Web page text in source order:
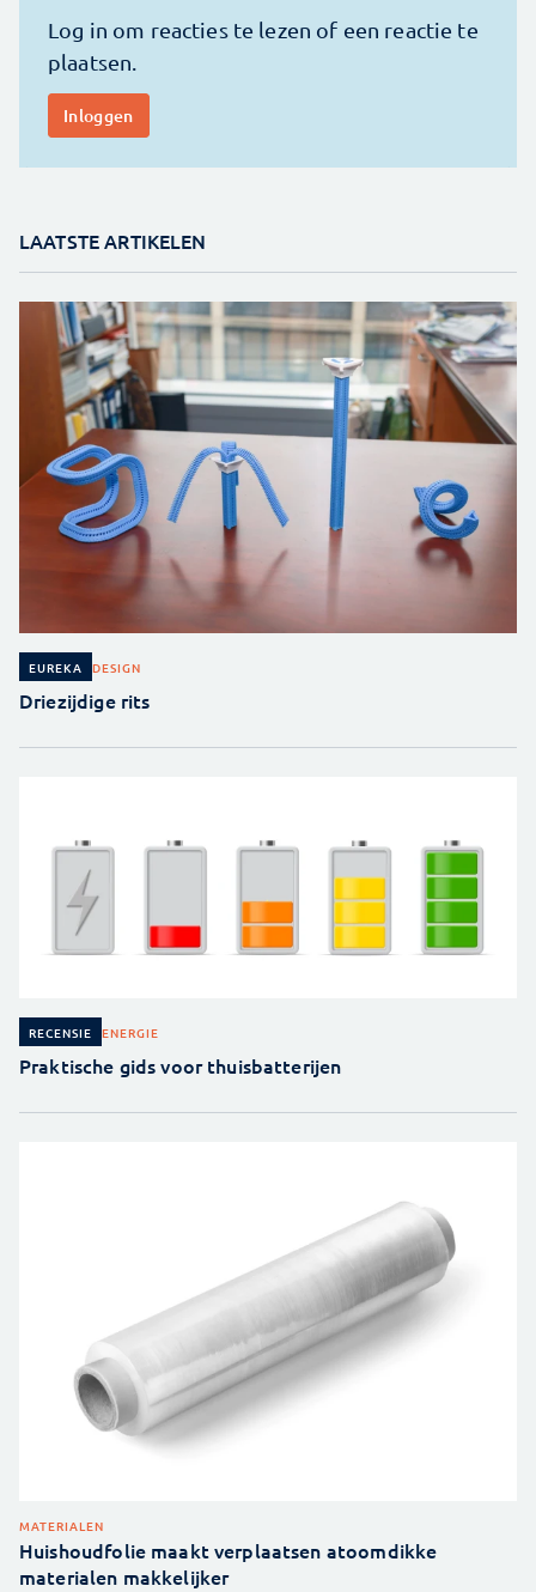
LAATSTE ARTIKELEN
EUREKA DESIGN
Driezijdige rits
RECENSIE ENERGIE
Praktische gids voor thuisbatterijen
MATERIALEN
Huishoudfolie maakt verplaatsen atoomdikke
materialen makkelijker